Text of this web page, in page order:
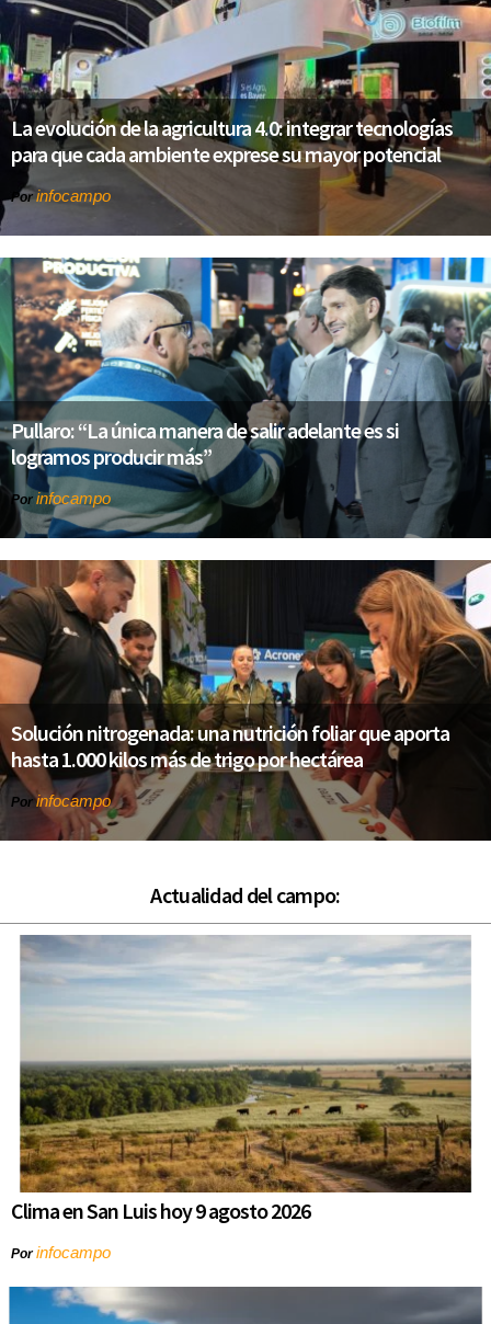
La evolución de la agricultura 4.0: integrar tecnologías
para que cada ambiente exprese su mayor potencial
Porinfocampo
Pullaro: “La única manera de salir adelante es si
logramos producir más”
Por infocampo
Solución nitrogenada: una nutrición foliar que aporta
hasta 1.000 kilos más de trigo por hectárea
Porinfocampo
Actualidad del campo:
Clima en San Luis hoy 9 agosto 2026
Porinfocampo